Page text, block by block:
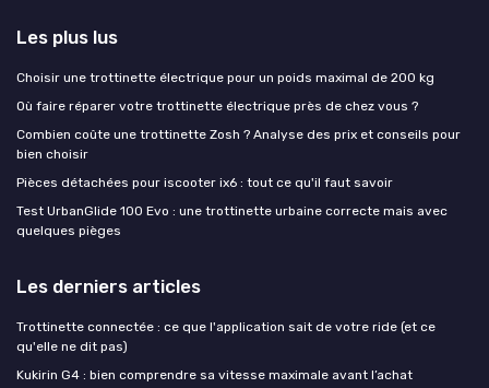
Les plus lus
Choisir une trottinette électrique pour un poids maximal de 200 kg
Où faire réparer votre trottinette électrique près de chez vous ?
Combien coûte une trottinette Zosh ? Analyse des prix et conseils pour
bien choisir
Pièces détachées pour iscooter ix6 : tout ce qu'il faut savoir
Test UrbanGlide 100 Evo : une trottinette urbaine correcte mais avec
quelques pièges
Les derniers articles
Trottinette connectée : ce que l'application sait de votre ride (et ce
qu'elle ne dit pas)
Kukirin G4 : bien comprendre sa vitesse maximale avant l’achat